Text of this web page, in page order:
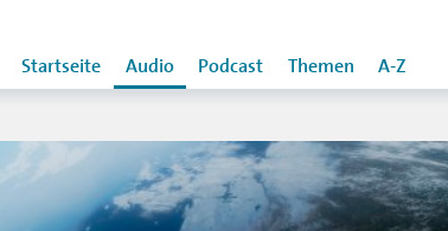
Startseite Audio Podcast Themen A-Z